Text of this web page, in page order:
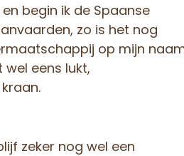
begin ik de Spaanse
zo is het nog
op mijn
eens lukt,
zeker nog wel een